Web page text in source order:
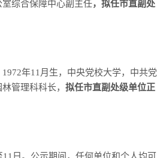
综合保障中心副主任，拟任市直副处
1972年11月生，中央党校大学，中共党
管理科科长， 拟任市直副处级单位正